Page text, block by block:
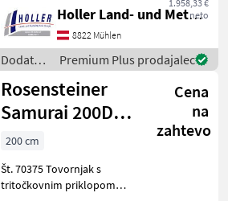
1.958,33 €
neto
zwei Zylinder EURO-
Aufnahme Dreipunkt-
Aufnahme Stapler-
Aufnahme Weitere Größen
a
Holler Land- und Metalltechnik GmbH.
8822 Mühlen
Dodatna
oprema
za
traktorje
/ Stekro
Premium Plus prodajalec
Rosensteiner
Samurai 200D
evrov
Cena
na
zahtevo
200 cm
Št. 70375 Tovornjak s
tritočkovnim priklopom